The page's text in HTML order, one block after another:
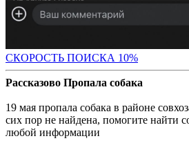
СКОРОСТЬ ПОИСКА 10%
Рассказово Пропала собака
19 мая пропала собака в районе
сих пор не найдена, помогите найти
любой информации